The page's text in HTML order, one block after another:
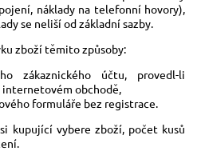
náklady na telefonní hovory),
se neliší od základní sazby.
zboží těmito způsoby:
zákaznického účtu, provedl-li
obchodě,
formuláře bez registrace.
kupující vybere zboží, počet kusů